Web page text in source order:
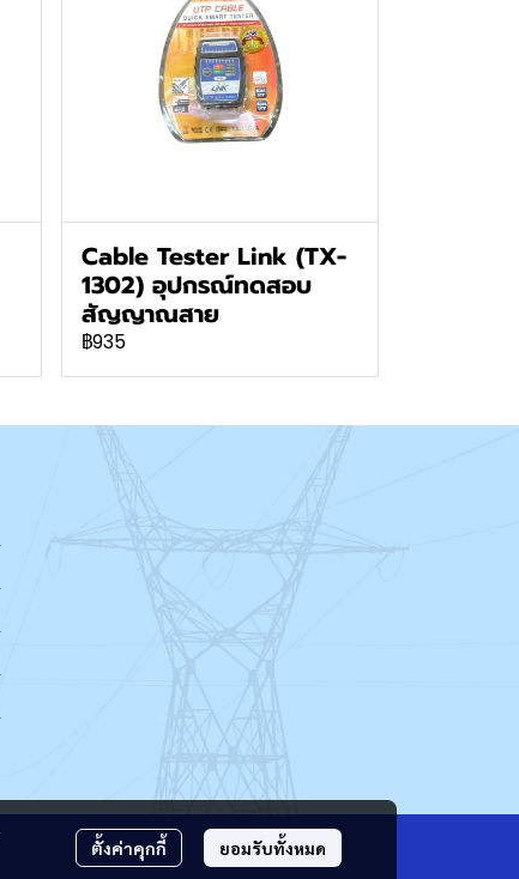
Cable Tester Link (TX-
1302) อุปกรณ์ทดสอบ
สัญญาณสาย
฿935
ตั้งค่าคุกกี้ ยอมรับทั้งหมด